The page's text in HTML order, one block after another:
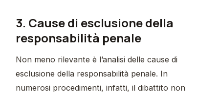
3. Cause di esclusione della
responsabilità penale
Non meno rilevante è l’analisi delle cause di
esclusione della responsabilità penale. In
numerosi procedimenti, infatti, il dibattito non